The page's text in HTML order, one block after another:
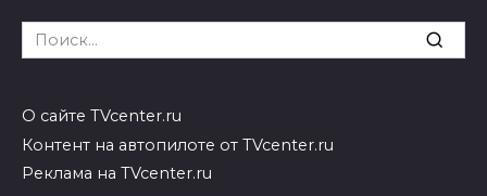
Search
for:
О сайте TVcenter.ru
Контент на автопилоте от TVcenter.ru
Реклама на TVcenter.ru